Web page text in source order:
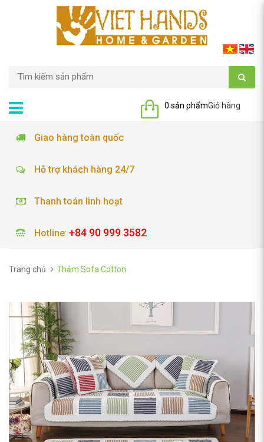
Giỏ hàng
0 sản phẩm
Giao hàng toàn quốc
Hỗ trợ khách hàng 24/7
Thanh toán linh hoạt
Hotline: +84 90 999 3582
Trang chủ Thảm Sofa Cotton